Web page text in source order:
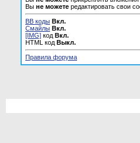
Вы не можете редактировать свои
BB коды Вкл.
Смайлы Вкл.
[IMG] код Вкл.
HTML код Выкл.
Правила форума